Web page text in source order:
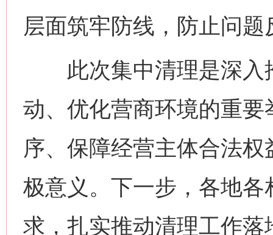
层面筑牢防线，防止问题
此次集中清理是深入
动、优化营商环境的重
序、保障经营主体合法
极意义。下一步，各地
求，扎实推动清理工作
网上购药对药下症？